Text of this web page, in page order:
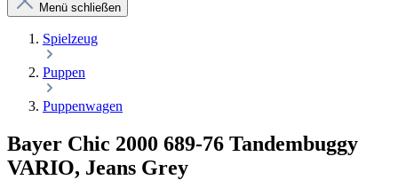
Menü schließen
Spielzeug
Puppen
Puppenwagen
Bayer Chic 2000 689-76 Tandembuggy
VARIO, Jeans Grey